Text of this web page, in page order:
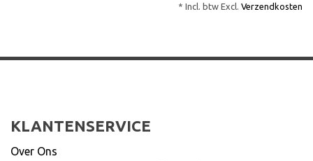
* Incl. btw Excl. Verzendkosten
KLANTENSERVICE
Over Ons